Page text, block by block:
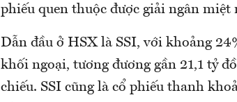
phiếu quen thuộc được giải ngân miệt
Dẫn đầu ở HSX là SSI, với khoảng
khối ngoại, tương đương gần 21,1 tỷ
chiếu. SSI cũng là cổ phiếu thanh